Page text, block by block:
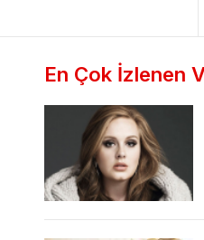
En Çok İzlenen